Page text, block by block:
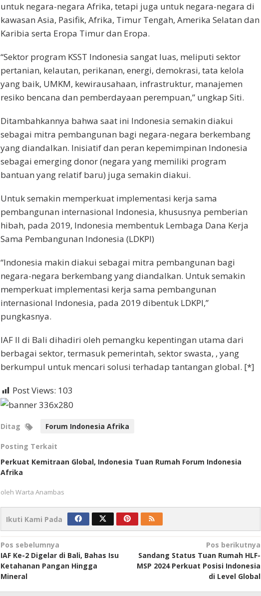
untuk negara-negara Afrika, tetapi juga untuk negara-negara di
kawasan Asia, Pasifik, Afrika, Timur Tengah, Amerika Selatan dan
Karibia serta Eropa Timur dan Eropa.
“Sektor program KSST Indonesia sangat luas, meliputi sektor
pertanian, kelautan, perikanan, energi, demokrasi, tata kelola
yang baik, UMKM, kewirausahaan, infrastruktur, manajemen
resiko bencana dan pemberdayaan perempuan,” ungkap Siti.
Ditambahkannya bahwa saat ini Indonesia semakin diakui
sebagai mitra pembangunan bagi negara-negara berkembang
yang diandalkan. Inisiatif dan peran kepemimpinan Indonesia
sebagai emerging donor (negara yang memiliki program
bantuan yang relatif baru) juga semakin diakui.
Untuk semakin memperkuat implementasi kerja sama
pembangunan internasional Indonesia, khususnya pemberian
hibah, pada 2019, Indonesia membentuk Lembaga Dana Kerja
Sama Pembangunan Indonesia (LDKPI)
“Indonesia makin diakui sebagai mitra pembangunan bagi
negara-negara berkembang yang diandalkan. Untuk semakin
memperkuat implementasi kerja sama pembangunan
internasional Indonesia, pada 2019 dibentuk LDKPI,”
pungkasnya.
IAF II di Bali dihadiri oleh pemangku kepentingan utama dari
berbagai sektor, termasuk pemerintah, sektor swasta, , yang
berkumpul untuk mencari solusi terhadap tantangan global. [*]
Post Views: 103
Ditag Forum Indonesia Afrika
Posting Terkait
Perkuat Kemitraan Global, Indonesia Tuan Rumah Forum Indonesia
Afrika
oleh Warta Anambas
Ikuti Kami Pada
Navigasi
pos
Pos sebelumnya
IAF Ke-2 Digelar di Bali, Bahas Isu
Ketahanan Pangan Hingga
Mineral
Pos berikutnya
Sandang Status Tuan Rumah HLF-
MSP 2024 Perkuat Posisi Indonesia
di Level Global